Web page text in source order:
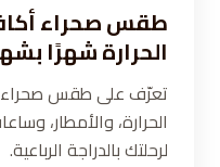
طقس صحراء
الحرارة شهرًا
تعرّف على طقس صحراء
الحرارة، والأمطار،
لرحلتك بالدراجة الرباعية.